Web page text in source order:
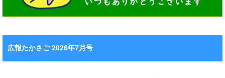
広報たかさご 2026年7月号